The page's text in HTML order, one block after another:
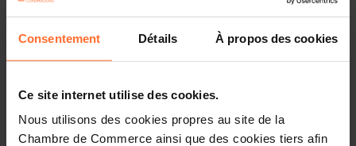
Consentement Détails À propos des cookies
Ce site internet utilise des cookies.
Nous utilisons des cookies propres au site de la
Chambre de Commerce ainsi que des cookies tiers afin
TRANSPORTS PUBLICS.
(3180BJE)
Infos pratiques
2 textes de projet